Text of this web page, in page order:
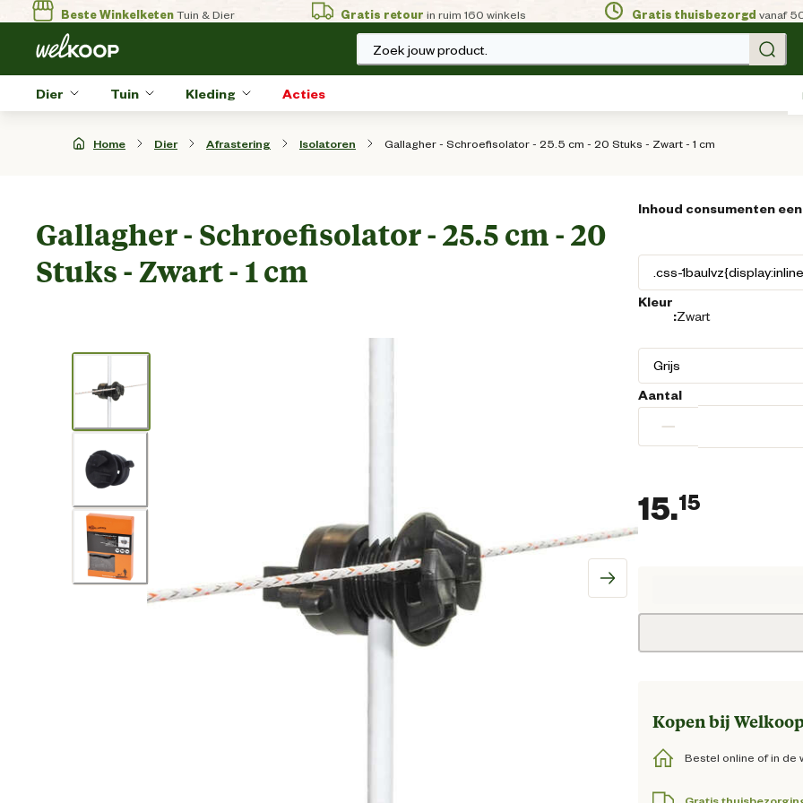
Beste WinkelketenTuin & Dier Gratis retour in ruim 160 winkels Gratis thuisbezorgd vanaf
Zoek jouw product.
Dier Tuin Kleding Acties
Home Dier Afrastering Isolatoren Gallagher - Schroefisolator - 25.5 cm - 20 Stuks - Zwart - 1 cm
Gallagher - Schroefisolator - 25.5 cm - 20
Stuks - Zwart - 1 cm
Inhoud consumenten
Kleur
:Zwart
Aantal
−
15.15
Kopen bij
Bestel online of in de